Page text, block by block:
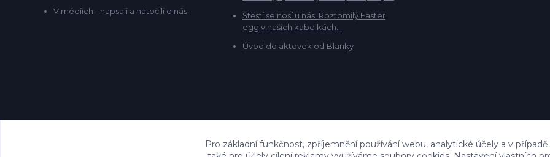
V médiích - napsali a natočili o nás
Štěstí se nosí u nás. Roztomilý Easter
egg v našich kabelkách...
Úvod do aktovek od Blanky
Pro základní funkčnost, zpříjemnění používání webu, analytické účely a v případě